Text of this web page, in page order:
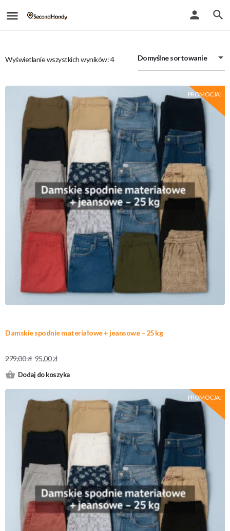
Wyświetlanie wszystkich wyników: 4 Domyślne sortowanie
PROMOCJA!
Damskie spodnie materiałowe + jeansowe – 25 kg
279,00zł 95,00zł
Dodaj do koszyka
PROMOCJA!